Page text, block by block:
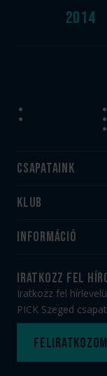
2014
Csapataink
Felnőtt
Utánpótlás
Klub
#HandballFamily
Munkatársaink
PICK Aréna
Sajtóakkreditáció
Információ
Jegy- és
Webshop
Felhasználási
Kapcsolat
iratkozz fel
Iratkozz fel
PICK Szeged
Feliratkozom